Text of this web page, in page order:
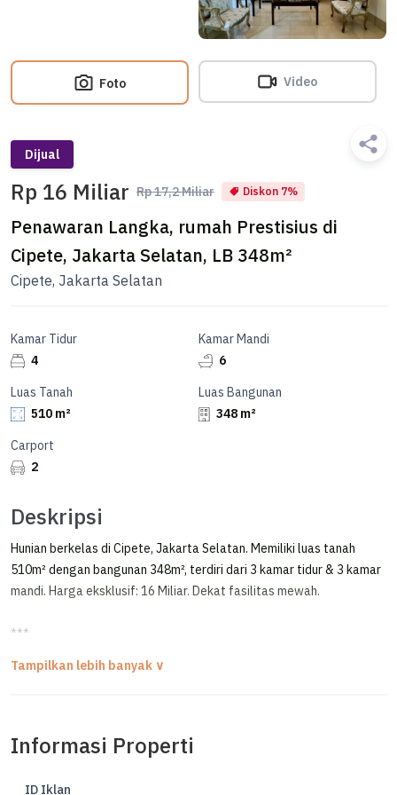
Foto Video
Dijual
Rp 16 Miliar Rp 17,2 Miliar Diskon 7%
Penawaran Langka, rumah Prestisius di
Cipete, Jakarta Selatan, LB 348m²
Cipete, Jakarta Selatan
Kamar Tidur
4
Kamar Mandi
6
Luas Tanah
510 m²
Luas Bangunan
348 m²
Carport
2
Deskripsi
Hunian berkelas di Cipete, Jakarta Selatan. Memiliki luas tanah
510m² dengan bangunan 348m², terdiri dari 3 kamar tidur & 3 kamar
mandi. Harga eksklusif: 16 Miliar. Dekat fasilitas mewah.
***
Raya
FOR SALE / DIJUAL RUMAH MEWAH
CIPETE - JAKARTA SELATAN
Informasi Properti
ID Iklan